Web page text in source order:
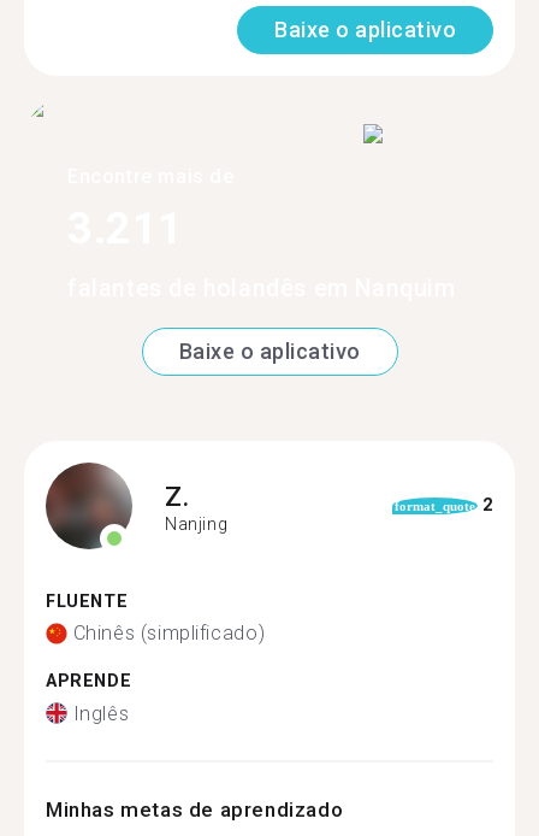
Baixe o aplicativo
Baixe o aplicativo
Z.
Nanjing
format_quote 2
FLUENTE
Chinês (simplificado)
APRENDE
Inglês
Minhas metas de aprendizado